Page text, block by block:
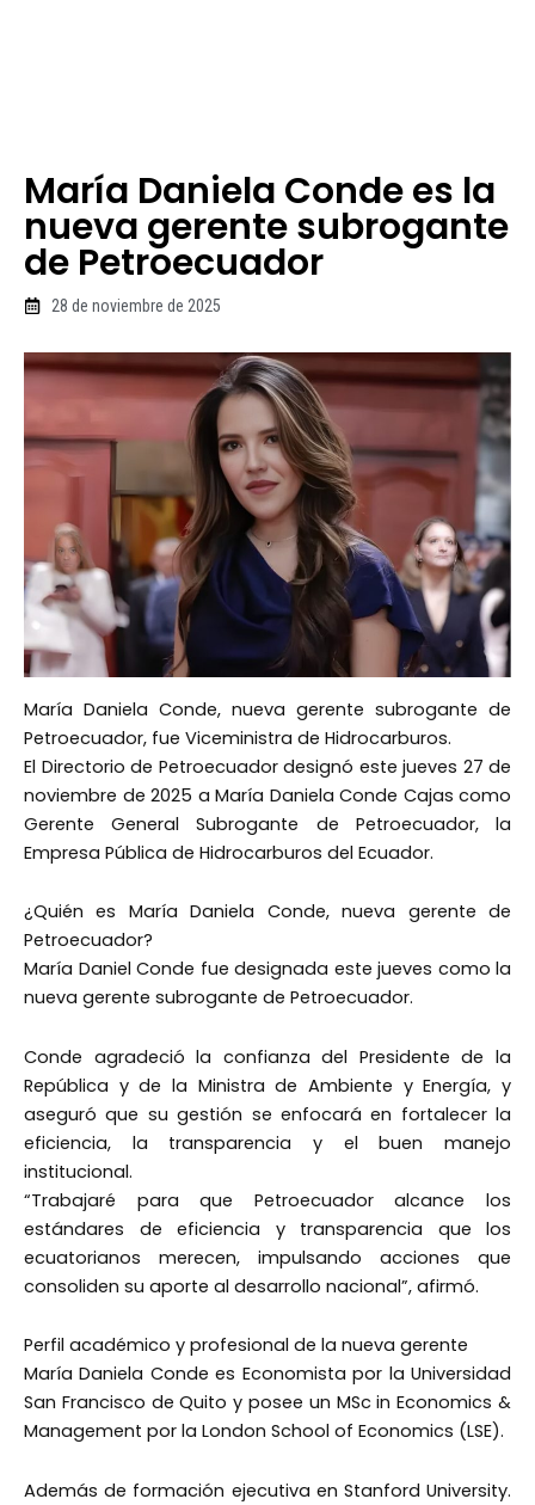
María Daniela Conde es la
nueva gerente subrogante
de Petroecuador
28 de noviembre de 2025
María Daniela Conde, nueva gerente subrogante de
Petroecuador, fue Viceministra de Hidrocarburos.
El Directorio de Petroecuador designó este jueves 27 de
noviembre de 2025 a María Daniela Conde Cajas como
Gerente General Subrogante de Petroecuador, la
Empresa Pública de Hidrocarburos del Ecuador.
¿Quién es María Daniela Conde, nueva gerente de
Petroecuador?
María Daniel Conde fue designada este jueves como la
nueva gerente subrogante de Petroecuador.
Conde agradeció la confianza del Presidente de la
República y de la Ministra de Ambiente y Energía, y
aseguró que su gestión se enfocará en fortalecer la
eficiencia, la transparencia y el buen manejo
institucional.
“Trabajaré para que Petroecuador alcance los
estándares de eficiencia y transparencia que los
ecuatorianos merecen, impulsando acciones que
consoliden su aporte al desarrollo nacional”, afirmó.
Perfil académico y profesional de la nueva gerente
María Daniela Conde es Economista por la Universidad
San Francisco de Quito y posee un MSc in Economics &
Management por la London School of Economics (LSE).
Además de formación ejecutiva en Stanford University.